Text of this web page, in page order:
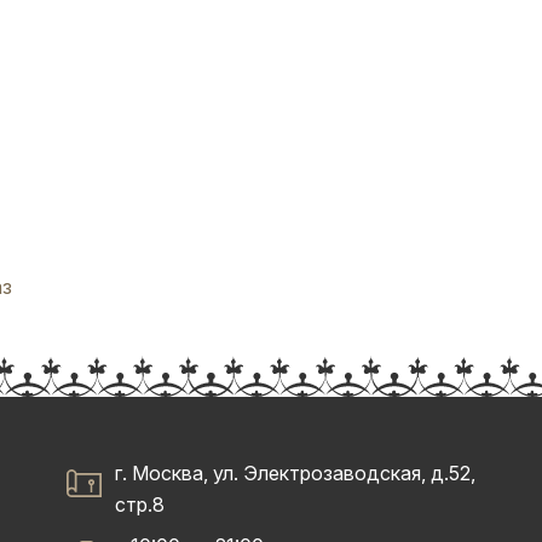
г. Москва, ул. Электрозаводская, д.52,
стр.8